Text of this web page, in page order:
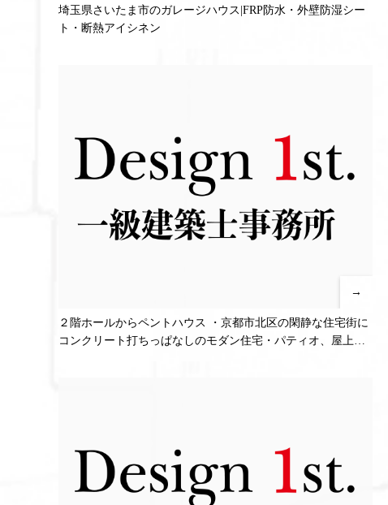
埼玉県さいたま市のガレージハウス|FRP防水・外壁防湿シー
ト・断熱アイシネン
→
２階ホールからペントハウス ・京都市北区の閑静な住宅街に
コンクリート打ちっぱなしのモダン住宅・パティオ、屋上テ